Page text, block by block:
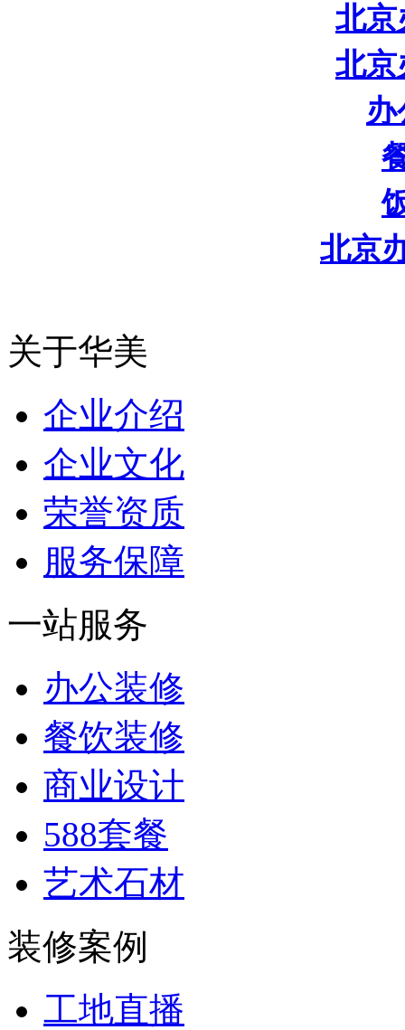
北京
北京
办
北京
关于华美
企业介绍
企业文化
荣誉资质
服务保障
一站服务
办公装修
餐饮装修
商业设计
588套餐
艺术石材
装修案例
工地直播